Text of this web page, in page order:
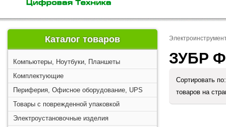
Каталог товаров
Компьютеры, Ноутбуки, Планшеты
Комплектующие
Периферия, Офисное оборудование, UPS
Товары с поврежденной упаковкой
Электроустановочные изделия
ЗУБР
Сортировать
товаров на